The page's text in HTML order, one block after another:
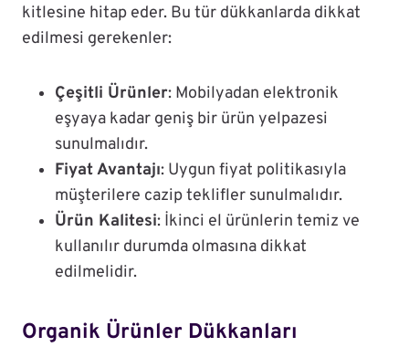
kitlesine hitap eder. Bu tür dükkanlarda dikkat
edilmesi gerekenler:
Çeşitli Ürünler: Mobilyadan elektronik
eşyaya kadar geniş bir ürün yelpazesi
sunulmalıdır.
Fiyat Avantajı: Uygun fiyat politikasıyla
müşterilere cazip teklifler sunulmalıdır.
Ürün Kalitesi: İkinci el ürünlerin temiz ve
kullanılır durumda olmasına dikkat
edilmelidir.
Organik Ürünler Dükkanları